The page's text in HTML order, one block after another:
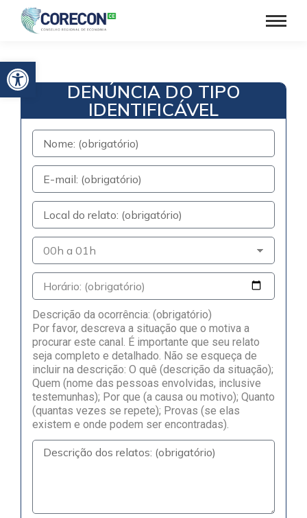
Barra de Ferramentas Aberta
DENÚNCIA DO TIPO
IDENTIFICÁVEL
Descrição da ocorrência: (obrigatório)
Por favor, descreva a situação que o motiva a
procurar este canal. É importante que seu relato
seja completo e detalhado. Não se esqueça de
incluir na descrição: O quê (descrição da situação);
Quem (nome das pessoas envolvidas, inclusive
testemunhas); Por que (a causa ou motivo); Quanto
(quantas vezes se repete); Provas (se elas
existem e onde podem ser encontradas).